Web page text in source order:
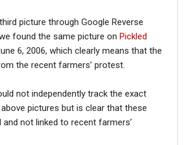
picture through Google Reverse
found the same picture on Pickled
6, 2006, which clearly means that the
the recent farmers’ protest.
not independently track the exact
pictures but is clear that these
not linked to recent farmers’